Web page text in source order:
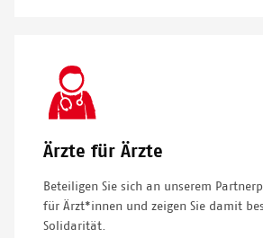
SVG
Icon
Ärzte für Ärzte
Beteiligen Sie sich an unserem
für Ärzt*innen und zeigen Sie damit
Solidarität.